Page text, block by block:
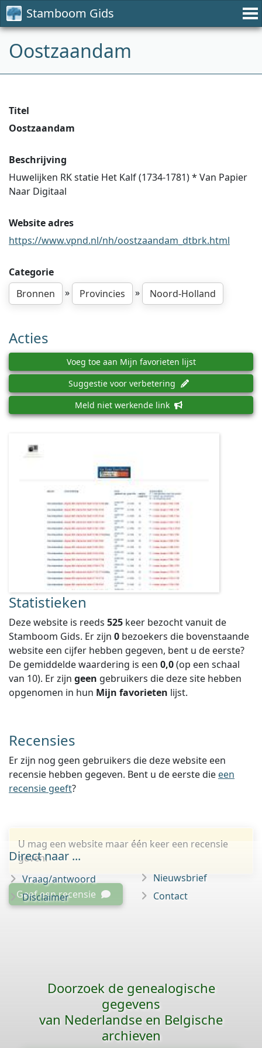
Stamboom Gids
Oostzaandam
Titel
Oostzaandam
Beschrijving
Huwelijken RK statie Het Kalf (1734-1781) * Van Papier
Naar Digitaal
Website adres
https://www.vpnd.nl/nh/oostzaandam_dtbrk.html
Categorie
Bronnen
» Provincies » Noord-Holland
Acties
Voeg toe aan Mijn favorieten lijst
Suggestie voor verbetering
Meld niet werkende link
Statistieken
Deze website is reeds 525 keer bezocht vanuit de
Stamboom Gids. Er zijn 0 bezoekers die bovenstaande
website een cijfer hebben gegeven, bent u de eerste?
De gemiddelde waardering is een 0,0(op een schaal
van 10). Er zijn geen gebruikers die deze site hebben
opgenomen in hun Mijn favorieten lijst.
Recensies
Er zijn nog geen gebruikers die deze website een
recensie hebben gegeven. Bent u de eerste die een
recensie geeft?
U mag een website maar één keer een recensie
geven.
Geef een recensie
Direct naar ...
Vraag/antwoord
Disclaimer
Nieuwsbrief
Contact
Doorzoek de genealogische
gegevens
van Nederlandse en Belgische
archieven